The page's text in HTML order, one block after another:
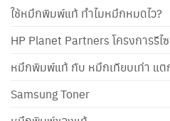
ใช้หมึกพิมพ์แท้ ทำไมหมึกหมดไว?
HP Planet Partners โครงการรี
หมึกพิมพ์แท้ กับ หมึกเทียบเท่า แต
Samsung Toner